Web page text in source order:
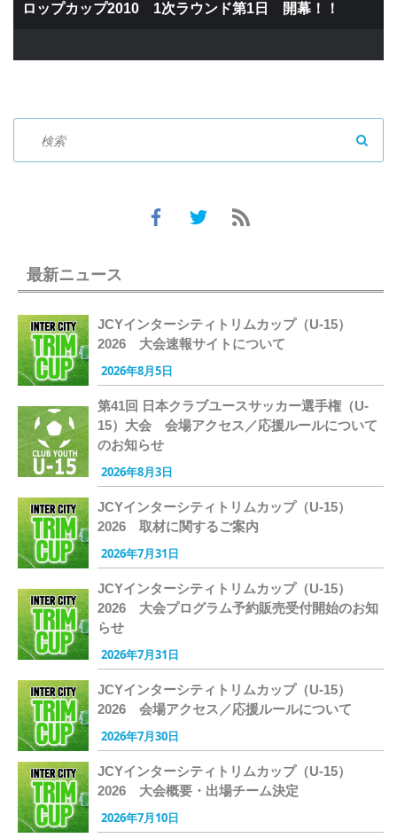
ロップカップ2010 1次ラウンド第1日 開幕！！
最新ニュース
JCYインターシティトリムカップ（U-15）
2026 大会速報サイトについて
2026年8月5日
第41回 日本クラブユースサッカー選手権（U-
15）大会 会場アクセス／応援ルールについて
のお知らせ
2026年8月3日
JCYインターシティトリムカップ（U-15）
2026 取材に関するご案内
2026年7月31日
JCYインターシティトリムカップ（U-15）
2026 大会プログラム予約販売受付開始のお知
らせ
2026年7月31日
JCYインターシティトリムカップ（U-15）
2026 会場アクセス／応援ルールについて
2026年7月30日
JCYインターシティトリムカップ（U-15）
2026 大会概要・出場チーム決定
2026年7月10日